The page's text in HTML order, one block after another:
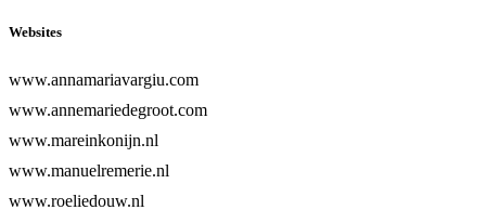
Websites
www.annamariavargiu.com
www.annemariedegroot.com
www.mareinkonijn.nl
www.manuelremerie.nl
www.roeliedouw.nl